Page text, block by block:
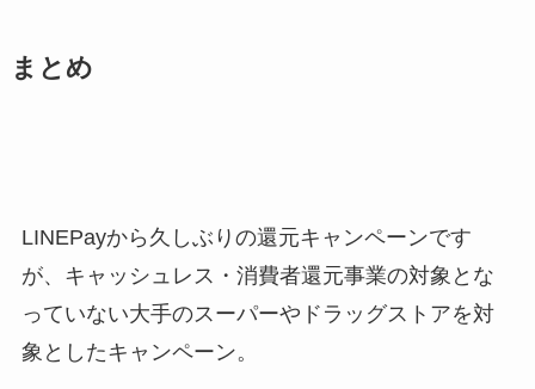
まとめ
LINEPayから久しぶりの還元キャンペーンです
が、キャッシュレス・消費者還元事業の対象とな
っていない大手のスーパーやドラッグストアを対
象としたキャンペーン。